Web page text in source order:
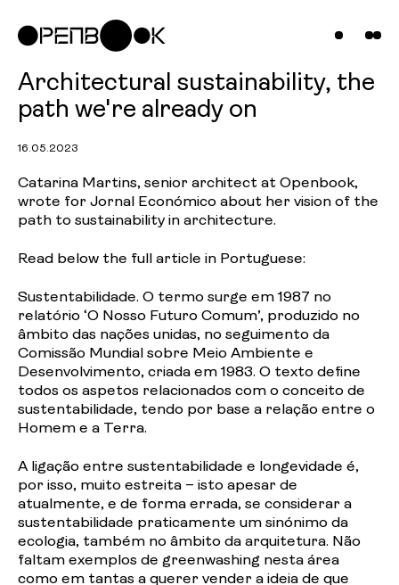
Projects
News &
Insights
Contact
Us
Architectural sustainability, the
path we're already on
16.05.2023
Catarina Martins, senior architect at Openbook,
wrote for Jornal Económico about her vision of the
path to sustainability in architecture.
Read below the full article in Portuguese:
Sustentabilidade. O termo surge em 1987 no
relatório ‘O Nosso Futuro Comum’, produzido no
âmbito das nações unidas, no seguimento da
Comissão Mundial sobre Meio Ambiente e
Desenvolvimento, criada em 1983. O texto define
todos os aspetos relacionados com o conceito de
sustentabilidade, tendo por base a relação entre o
Homem e a Terra.
A ligação entre sustentabilidade e longevidade é,
por isso, muito estreita – isto apesar de
atualmente, e de forma errada, se considerar a
sustentabilidade praticamente um sinónimo da
ecologia, também no âmbito da arquitetura. Não
faltam exemplos de greenwashing nesta área
como em tantas a querer vender a ideia de que